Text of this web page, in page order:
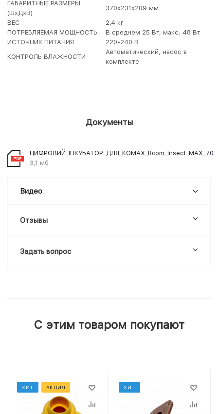
ГАБАРИТНЫЕ РАЗМЕРЫ
(ШхДхВ)
370x231x209 мм
ВЕС
2,4 кг
ПОТРЕБЛЯЕМАЯ МОЩНОСТЬ
В среднем 25 Вт, макс. 48 Вт
ИСТОЧНИК ПИТАНИЯ
220-240 В
КОНТРОЛЬ ВЛАЖНОСТИ
Автоматический, насос в
комплекте
Документы
ЦИФРОВИЙ_ІНКУБАТОР_ДЛЯ_КОМАХ_Rcom_Insect_MAX_70
3,1 мб
Видео
Отзывы
Задать вопрос
С этим товаром покупают
ХИТ АКЦИЯ ХИТ